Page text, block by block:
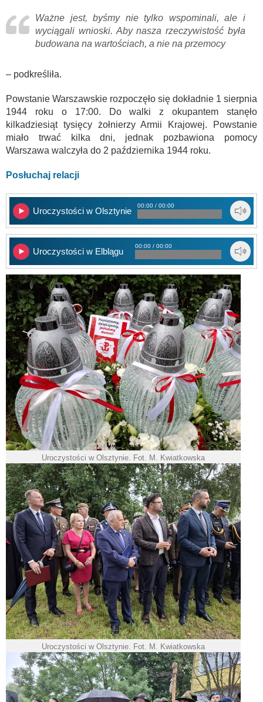
Ważne jest, byśmy nie tylko wspominali, ale i
wyciągali wnioski. Aby nasza rzeczywistość była
budowana na wartościach, a nie na przemocy
– podkreśliła.
Powstanie Warszawskie rozpoczęło się dokładnie 1 sierpnia
1944 roku o 17:00. Do walki z okupantem stanęło
kilkadziesiąt tysięcy żołnierzy Armii Krajowej. Powstanie
miało trwać kilka dni, jednak pozbawiona pomocy
Warszawa walczyła do 2 października 1944 roku.
Posłuchaj relacji
Uroczystości w Olsztynie
00:00 / 00:00
Uroczystości w Elblągu
00:00 / 00:00
Uroczystości w Olsztynie. Fot. M. Kwiatkowska
Uroczystości w Olsztynie. Fot. M. Kwiatkowska